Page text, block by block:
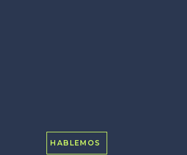
HABLEMOS